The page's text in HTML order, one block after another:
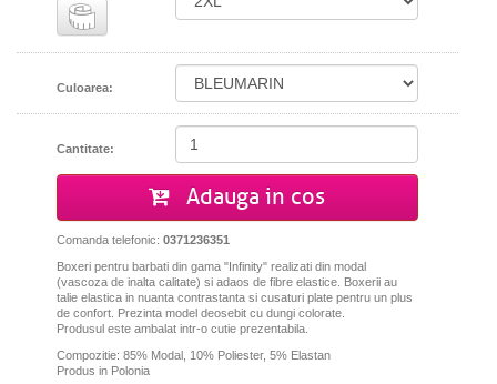
Culoarea:
Cantitate:
Adauga in cos
Comanda telefonic: 0371236351
Boxeri pentru barbati din gama "Infinity" realizati din modal
(vascoza de inalta calitate) si adaos de fibre elastice. Boxerii au
talie elastica in nuanta contrastanta si cusaturi plate pentru un plus
de confort. Prezinta model deosebit cu dungi colorate.
Produsul este ambalat intr-o cutie prezentabila.
Compozitie: 85% Modal, 10% Poliester, 5% Elastan
Produs in Polonia